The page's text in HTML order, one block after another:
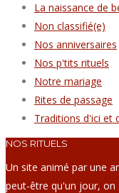
La naissance de
Non classifié(e)
Nos anniversaires
Nos p'tits rituels
Notre mariage
Rites de passage
Traditions d'ici et
NOS RITUELS
Un site animé par une
peut-être qu'un jour, on